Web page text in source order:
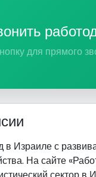
для прямого
в Израиле с
На сайте